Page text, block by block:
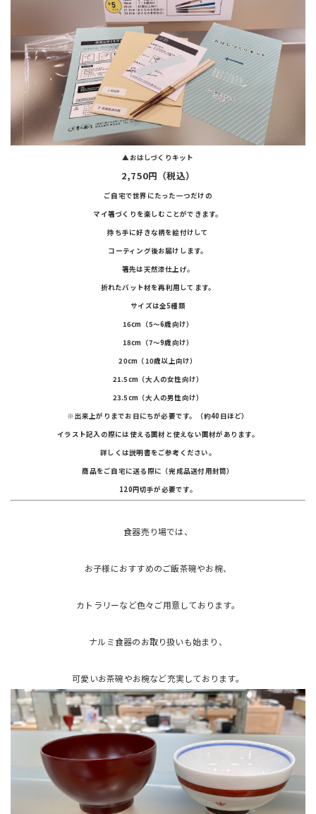
▲おはしづくりキット
2,750円（税込）
ご自宅で世界にたった一つだけの
マイ箸づくりを楽しむことができます。
持ち手に好きな柄を絵付けして
コーティング後お届けします。
箸先は天然漆仕上げ。
折れたバット材を再利用してます。
サイズは全5種類
16cm（5〜6歳向け）
18cm（7〜9歳向け）
20cm（10歳以上向け）
21.5cm（大人の女性向け）
23.5cm（大人の男性向け）
※出来上がりまでお日にちが必要です。（約40日ほど）
イラスト記入の際には使える画材と使えない画材があります。
詳しくは説明書をご参考ください。
商品をご自宅に送る際に（完成品送付用封筒）
120円切手が必要です。
食器売り場では、
お子様におすすめのご飯茶碗やお椀、
カトラリーなど色々ご用意しております。
ナルミ食器のお取り扱いも始まり、
可愛いお茶碗やお椀など充実しております。